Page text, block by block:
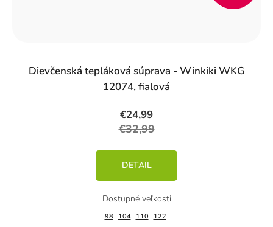
Dievčenská tepláková súprava - Winkiki WKG
12074, fialová
€24,99
€32,99
DETAIL
98 104 110 122